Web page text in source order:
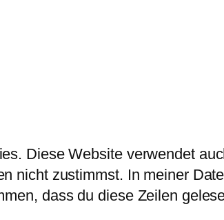
Diese Website verwendet
nicht zustimmst. In meiner
dass du diese Zeilen